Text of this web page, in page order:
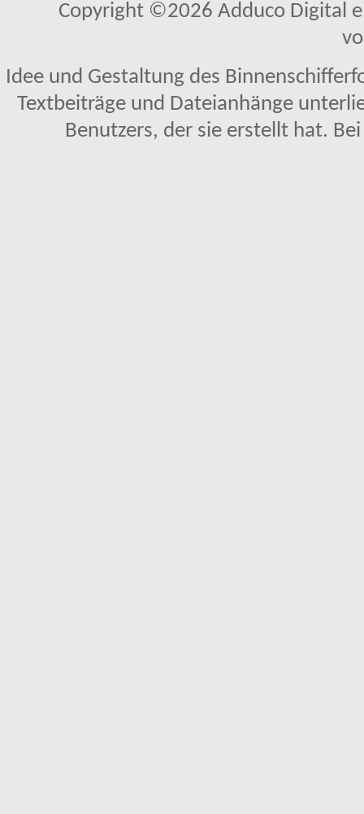
Copyright ©2026 Adduco Digital
Idee und Gestaltung des
Textbeiträge und Dateianhänge
Benutzers, der sie erstellt hat.